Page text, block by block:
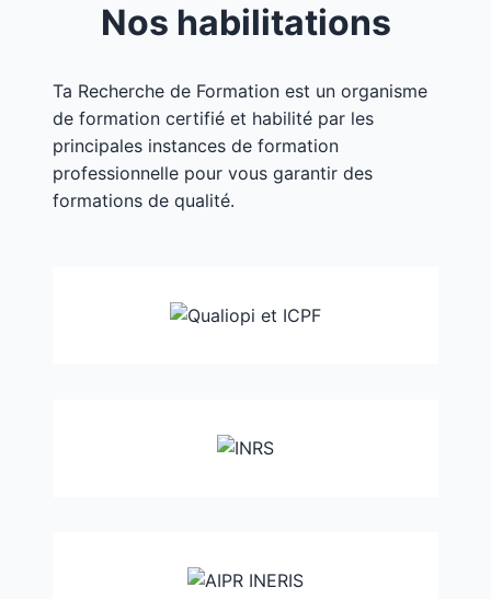
Nos habilitations
Ta Recherche de Formation est un organisme
de formation certifié et habilité par les
principales instances de formation
professionnelle pour vous garantir des
formations de qualité.